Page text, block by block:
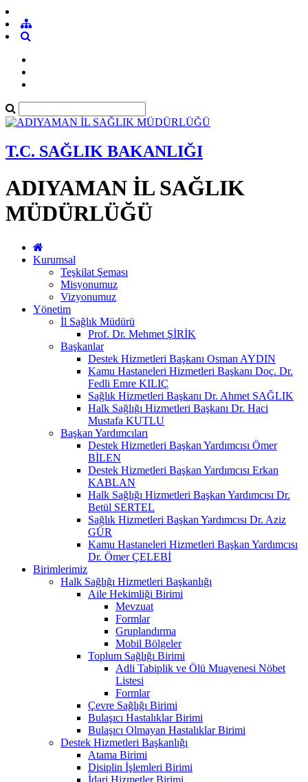
T.C. SAĞLIK BAKANLIĞI
ADIYAMAN İL SAĞLIK
MÜDÜRLÜĞÜ
Kurumsal
Teşkilat Şeması
Misyonumuz
Vizyonumuz
Yönetim
İl Sağlık Müdürü
Prof. Dr. Mehmet ŞİRİK
Başkanlar
Destek Hizmetleri Başkanı Osman AYDIN
Kamu Hastaneleri Hizmetleri Başkanı Doç. Dr.
Fedli Emre KILIÇ
Sağlık Hizmetleri Başkanı Dr. Ahmet SAĞLIK
Halk Sağlığı Hizmetleri Başkanı Dr. Haci
Mustafa KUTLU
Başkan Yardımcıları
Destek Hizmetleri Başkan Yardımcısı Ömer
BİLEN
Destek Hizmetleri Başkan Yardımcısı Erkan
KABLAN
Halk Sağlığı Hizmetleri Başkan Yardımcısı Dr.
Betül SERTEL
Sağlık Hizmetleri Başkan Yardımcısı Dr. Aziz
GÜR
Kamu Hastaneleri Hizmetleri Başkan Yardımcısı
Dr. Ömer ÇELEBİ
Birimlerimiz
Halk Sağlığı Hizmetleri Başkanlığı
Aile Hekimliği Birimi
Mevzuat
Formlar
Gruplandırma
Mobil Bölgeler
Toplum Sağlığı Birimi
Adli Tabiplik ve Ölü Muayenesi Nöbet
Listesi
Formlar
Çevre Sağlığı Birimi
Bulaşıcı Hastalıklar Birimi
Bulaşıcı Olmayan Hastalıklar Birimi
Destek Hizmetleri Başkanlığı
Atama Birimi
Disiplin İşlemleri Birimi
İdari Hizmetler Birimi